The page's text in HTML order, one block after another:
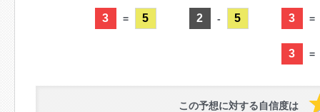
3 = 5 2 - 5 3 =
3 =
この予想に対する自信度は